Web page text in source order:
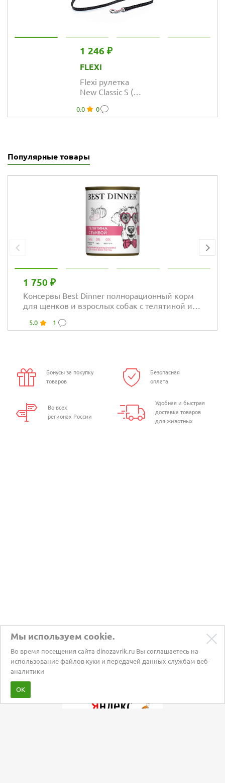
1 246 ₽
FLEXI
Flexi рулетка
New Classic S (до
красная
0.0 0
Популярные товары
1 750 ₽
Консервы Best Dinner полнорационный корм
для щенков и взрослых собак с телятиной и
5.0 1
Бонусы за покупку
товаров
Безопасная
оплата
Во всех
регионах России
Удобная и быстрая
доставка товаров
для животных
Мы используем cookie.
Во время посещения сайта dinozavrik.ru Вы соглашаетесь на
использование файлов куки и передачей данных службам веб-
аналитики
ОК